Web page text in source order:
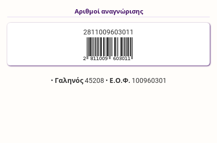
Αριθμοί αναγνώρισης
2811009603011
• Γαληνός45208 • Ε.Ο.Φ. 100960301